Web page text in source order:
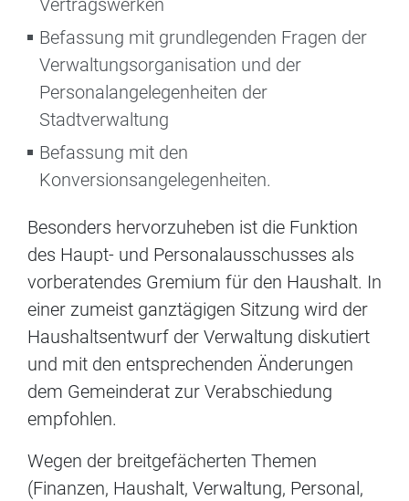
Vertragswerken
Befassung mit grundlegenden Fragen der
Verwaltungsorganisation und der
Personalangelegenheiten der
Stadtverwaltung
Befassung mit den
Konversionsangelegenheiten.
Besonders hervorzuheben ist die Funktion
des Haupt- und Personalausschusses als
vorberatendes Gremium für den Haushalt. In
einer zumeist ganztägigen Sitzung wird der
Haushaltsentwurf der Verwaltung diskutiert
und mit den entsprechenden Änderungen
dem Gemeinderat zur Verabschiedung
empfohlen.
Wegen der breitgefächerten Themen
(Finanzen, Haushalt, Verwaltung, Personal,